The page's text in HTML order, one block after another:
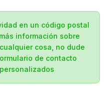
en un código postal
información sobre
cosa, no dude
de contacto